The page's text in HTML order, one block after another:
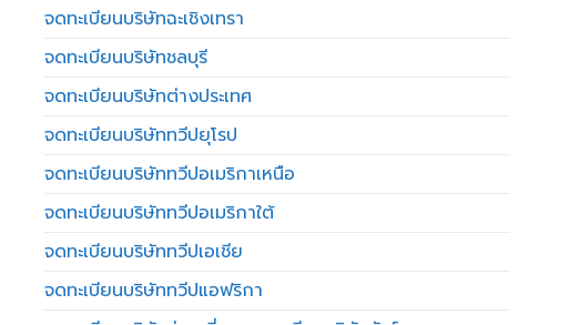
จดทะเบียนบริษัทฉะเชิงเทรา
จดทะเบียนบริษัทชลบุรี
จดทะเบียนบริษัทต่างประเทศ
จดทะเบียนบริษัททวีปยุโรป
จดทะเบียนบริษัททวีปอเมริกาเหนือ
จดทะเบียนบริษัททวีปอเมริกาใต้
จดทะเบียนบริษัททวีปเอเชีย
จดทะเบียนบริษัททวีปแอฟริกา